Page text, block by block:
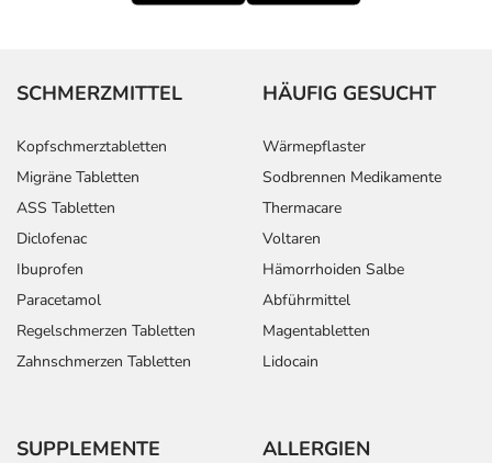
SCHMERZMITTEL
Kopfschmerztabletten
Migräne Tabletten
ASS Tabletten
Diclofenac
Ibuprofen
Paracetamol
Regelschmerzen Tabletten
Zahnschmerzen Tabletten
HÄUFIG GESUCHT
Wärmepflaster
Sodbrennen Medikamente
Thermacare
Voltaren
Hämorrhoiden Salbe
Abführmittel
Magentabletten
Lidocain
SUPPLEMENTE ALLERGIEN